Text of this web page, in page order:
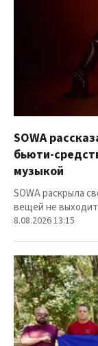
SOWA
бьюти-
музыкой
SOWA раскрыла
вещей не
8.08.2026 13:15